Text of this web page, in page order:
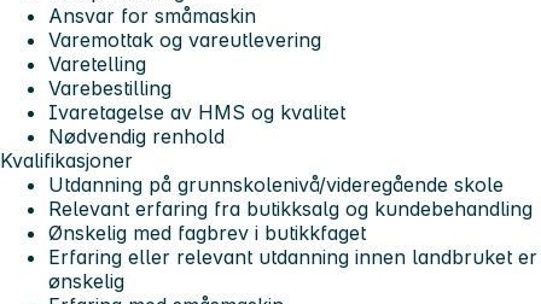
Ansvar for småmaskin
Varemottak og vareutlevering
Varetelling
Varebestilling
Ivaretagelse av HMS og kvalitet
Nødvendig renhold
Kvalifikasjoner
Utdanning på grunnskolenivå/videregående skole
Relevant erfaring fra butikksalg og kundebehandling
Ønskelig med fagbrev i butikkfaget
Erfaring eller relevant utdanning innen landbruket er
ønskelig